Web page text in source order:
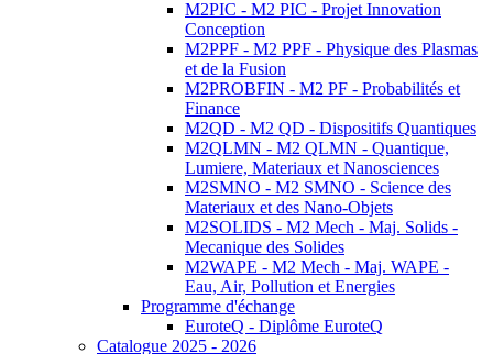
M2PIC - M2 PIC - Projet Innovation
Conception
M2PPF - M2 PPF - Physique des Plasmas
et de la Fusion
M2PROBFIN - M2 PF - Probabilités et
Finance
M2QD - M2 QD - Dispositifs Quantiques
M2QLMN - M2 QLMN - Quantique,
Lumiere, Materiaux et Nanosciences
M2SMNO - M2 SMNO - Science des
Materiaux et des Nano-Objets
M2SOLIDS - M2 Mech - Maj. Solids -
Mecanique des Solides
M2WAPE - M2 Mech - Maj. WAPE -
Eau, Air, Pollution et Energies
Programme d'échange
EuroteQ - Diplôme EuroteQ
Catalogue 2025 - 2026